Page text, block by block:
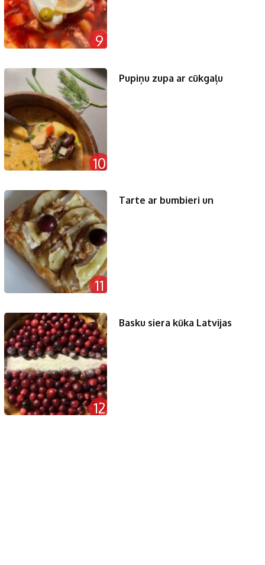
9
10
Pupiņu zupa ar cūkgaļu
11
Tarte ar bumbieri un
12
Basku siera kūka Latvijas